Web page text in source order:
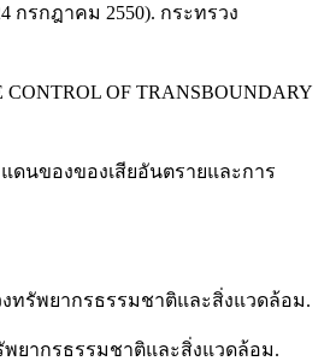
รกฎาคม 2550). กระทรวง
OF TRANSBOUNDARY
นของของเสียอันตรายและการ
ทรัพยากรธรรมชาติและสิ่งแวดล้อม.
ยากรธรรมชาติและสิ่งแวดล้อม.